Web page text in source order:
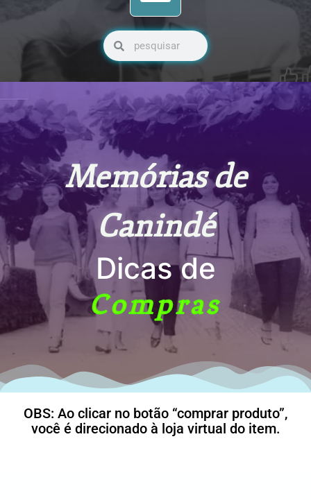
Pesquisar
Memórias de
Canindé
Dicas de
Compras
OBS: Ao clicar no botão “comprar produto”,
você é direcionado à loja virtual do item.